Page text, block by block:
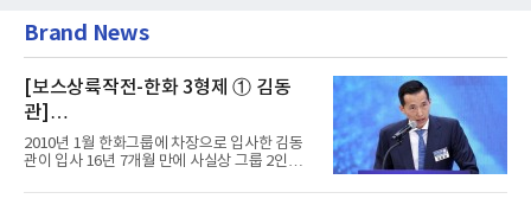
Brand News
[보스상륙작전-한화 3형제 ① 김동
관]
입사 16년 만에 수석부회장 … 경영승
계 ‘초읽기’
2010년 1월 한화그룹에 차장으로 입사한 김동
관이 입사 16년 7개월 만에 사실상 그룹 2인자